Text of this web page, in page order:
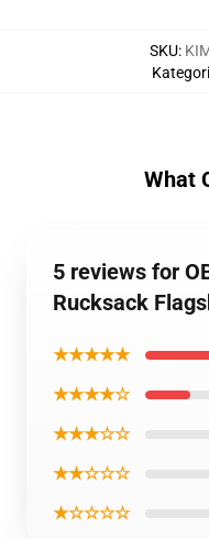
SKU:
What
5 reviews for
Rucksack
★★★★★
★★★★☆
★★★☆☆
★★☆☆☆
★☆☆☆☆